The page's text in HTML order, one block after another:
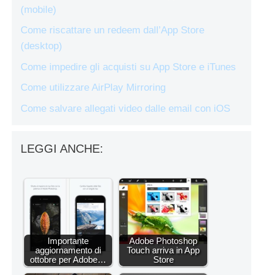
(mobile)
Come riscattare un redeem dall’App Store
(desktop)
Come impedire gli acquisti su App Store e iTunes
Come utilizzare AirPlay Mirroring
Come salvare allegati video dalle email con iOS
LEGGI ANCHE:
Importante
aggiornamento di
ottobre per Adobe…
Adobe Photoshop
Touch arriva in App
Store